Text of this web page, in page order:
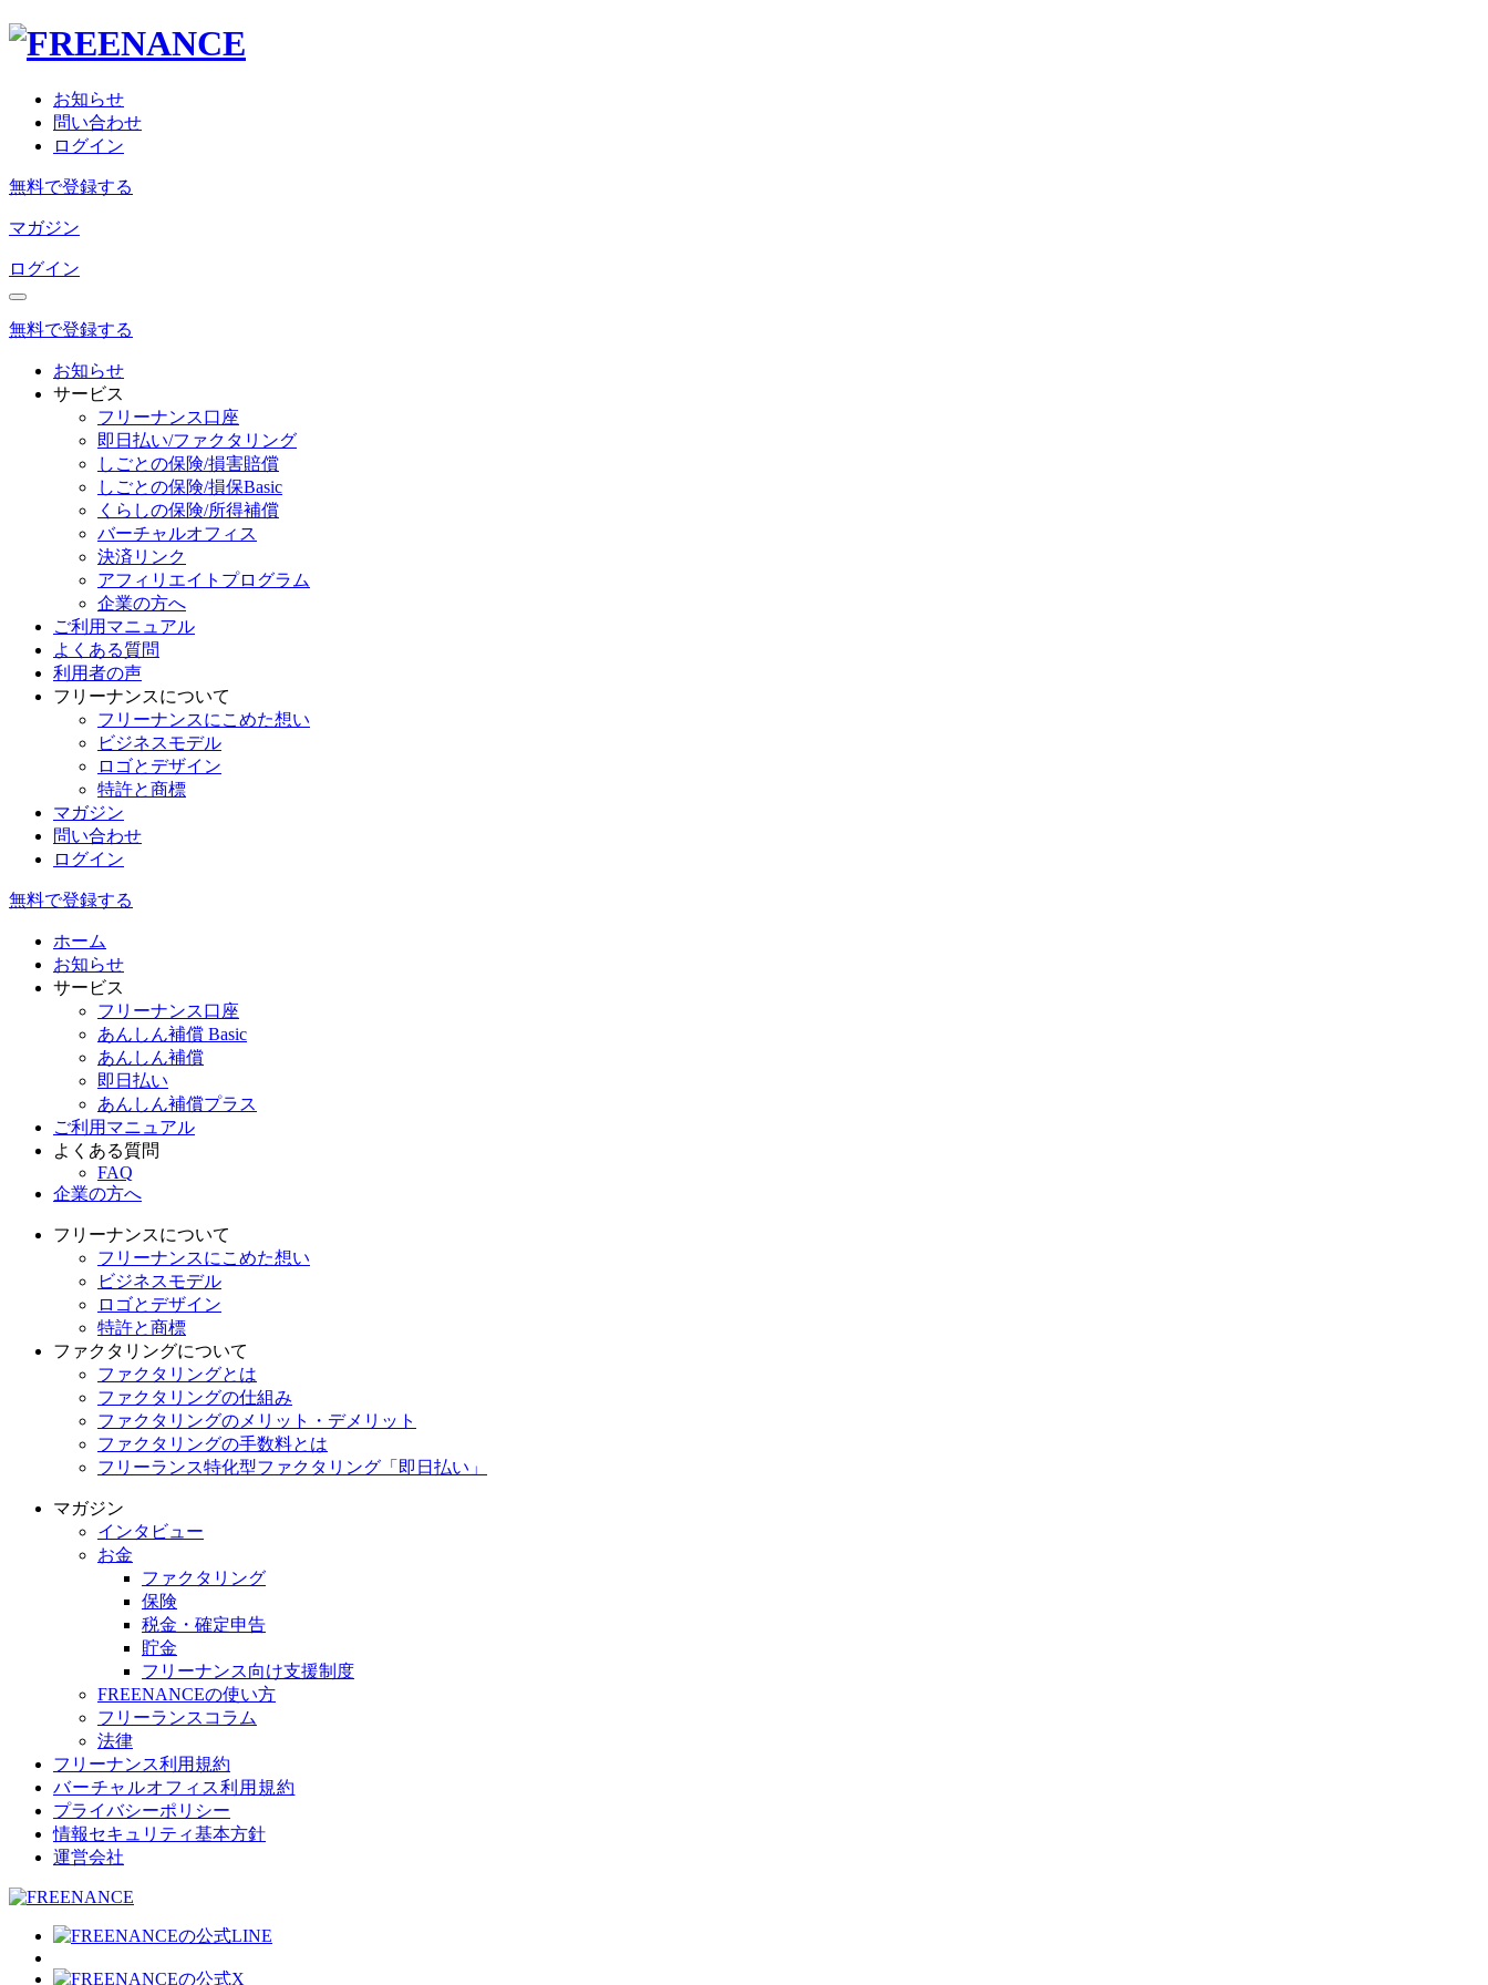
お知らせ
問い合わせ
ログイン
無料で登録する
マガジン
ログイン
無料で登録する
お知らせ
サービス
フリーナンス口座
即日払い/ファクタリング
しごとの保険/損害賠償
しごとの保険/損保Basic
くらしの保険/所得補償
バーチャルオフィス
決済リンク
アフィリエイトプログラム
企業の方へ
ご利用マニュアル
よくある質問
利用者の声
フリーナンスについて
フリーナンスにこめた想い
ビジネスモデル
ロゴとデザイン
特許と商標
マガジン
問い合わせ
ログイン
無料で登録する
ホーム
お知らせ
サービス
フリーナンス口座
あんしん補償 Basic
あんしん補償
即日払い
あんしん補償プラス
ご利用マニュアル
よくある質問
FAQ
企業の方へ
フリーナンスについて
フリーナンスにこめた想い
ビジネスモデル
ロゴとデザイン
特許と商標
ファクタリングについて
ファクタリングとは
ファクタリングの仕組み
ファクタリングのメリット・デメリット
ファクタリングの手数料とは
フリーランス特化型ファクタリング「即日払い」
マガジン
インタビュー
お金
ファクタリング
保険
税金・確定申告
貯金
フリーナンス向け支援制度
FREENANCEの使い方
フリーランスコラム
法律
フリーナンス利用規約
バーチャルオフィス利用規約
プライバシーポリシー
情報セキュリティ基本方針
運営会社